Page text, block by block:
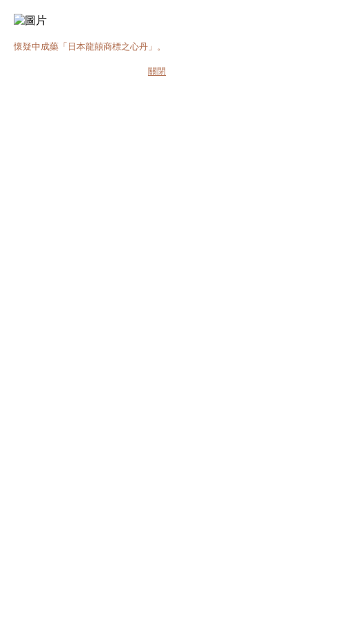
懷疑中成藥「日本龍囍商標之心丹」。
關閉